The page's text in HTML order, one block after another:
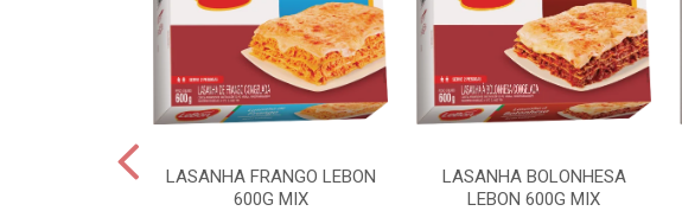
LASANHA FRANGO LEBON
600G MIX
LASANHA BOLONHESA
LEBON 600G MIX